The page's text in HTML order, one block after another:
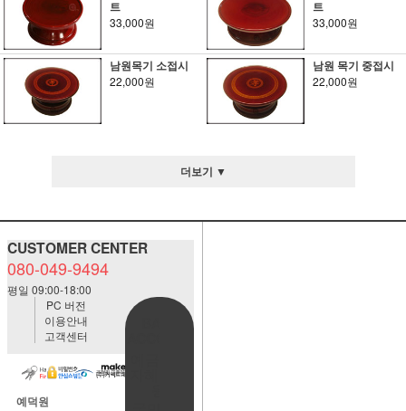
트
33,000원
트
33,000원
남원목기 소접시
22,000원
남원 목기 중접시
22,000원
더보기 ▼
CUSTOMER CENTER
080-049-9494
평일 09:00-18:00
PC 버전
이용안내
고객센터
예덕원